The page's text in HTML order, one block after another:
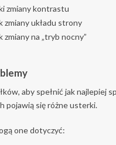
zmiany kontrastu
zmiany układu strony
zmiany na „tryb nocny”
aby spełnić jak najlepiej
pojawią się różne usterki.
one dotyczyć: